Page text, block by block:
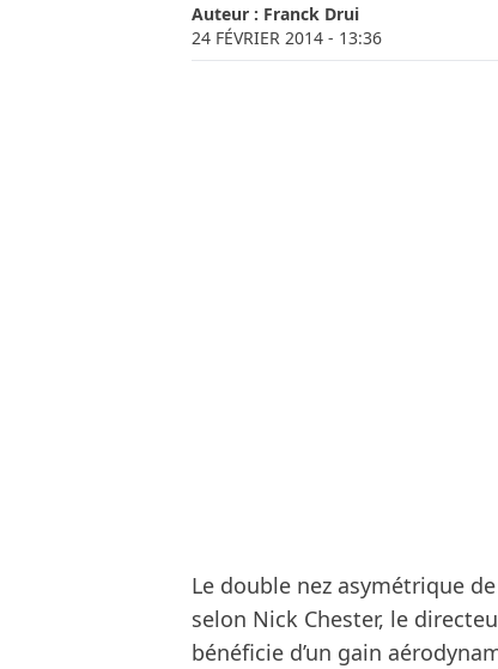
Auteur : Franck Drui
24 FÉVRIER 2014 - 13:36
Le double nez asymétrique
selon Nick Chester, le
bénéficie d’un gain